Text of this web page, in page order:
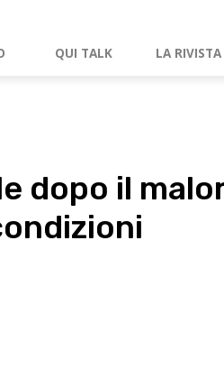
QUI TALK LA RIVISTA
dopo il